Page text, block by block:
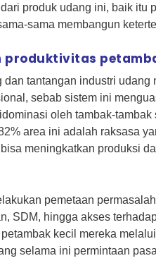
dari produk udang ini, baik itu
sama membangun
tantangan industri
sebab sistem ini
oleh tambak-
area ini adalah raksasa
meningkatkan produksi
pemetaan
SDM, hingga akses
kecil mereka
selama ini permintaan